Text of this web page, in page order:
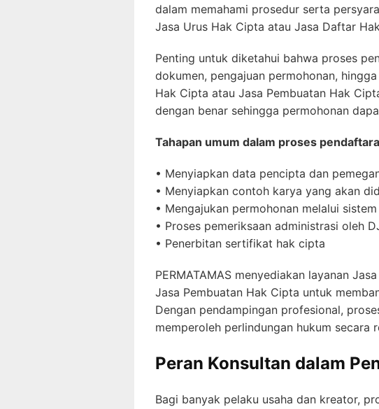
dalam memahami prosedur serta
Jasa Urus Hak Cipta atau Jasa Daftar
Penting untuk diketahui bahwa proses
dokumen, pengajuan permohonan,
Hak Cipta atau Jasa Pembuatan Hak
dengan benar sehingga permohonan
Tahapan umum dalam proses
• Menyiapkan data pencipta dan
• Menyiapkan contoh karya yang akan
• Mengajukan permohonan melalui sistem
• Proses pemeriksaan administrasi oleh
• Penerbitan sertifikat hak cipta
PERMATAMAS menyediakan layanan
Jasa Pembuatan Hak Cipta untuk
Dengan pendampingan profesional,
memperoleh perlindungan hukum secara
Peran Konsultan dalam
Bagi banyak pelaku usaha dan kreator,